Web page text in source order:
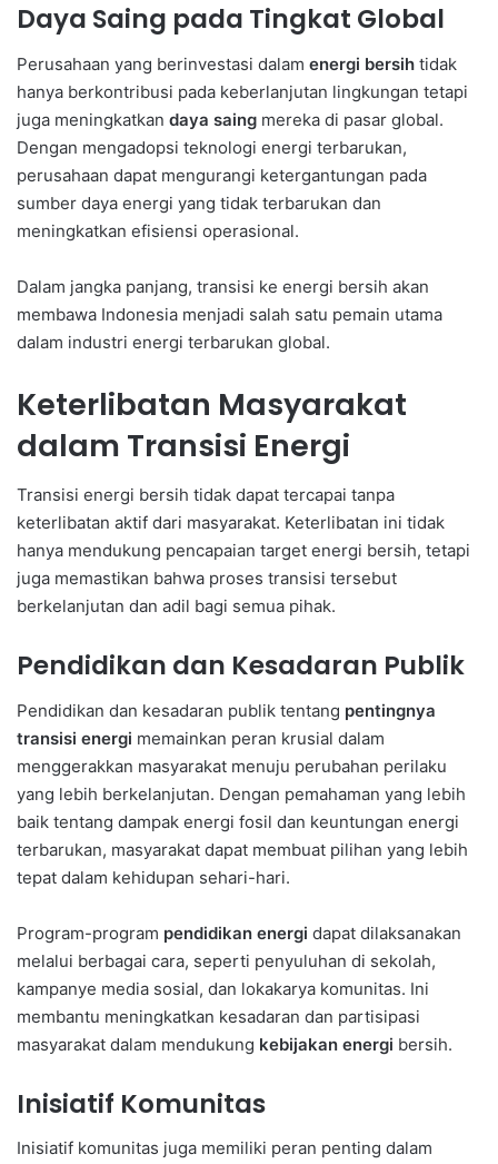
Daya Saing pada Tingkat Global
Perusahaan yang berinvestasi dalam energi bersih tidak
hanya berkontribusi pada keberlanjutan lingkungan tetapi
juga meningkatkan daya saing mereka di pasar global.
Dengan mengadopsi teknologi energi terbarukan,
perusahaan dapat mengurangi ketergantungan pada
sumber daya energi yang tidak terbarukan dan
meningkatkan efisiensi operasional.
Dalam jangka panjang, transisi ke energi bersih akan
membawa Indonesia menjadi salah satu pemain utama
dalam industri energi terbarukan global.
Keterlibatan Masyarakat
dalam Transisi Energi
Transisi energi bersih tidak dapat tercapai tanpa
keterlibatan aktif dari masyarakat. Keterlibatan ini tidak
hanya mendukung pencapaian target energi bersih, tetapi
juga memastikan bahwa proses transisi tersebut
berkelanjutan dan adil bagi semua pihak.
Pendidikan dan Kesadaran Publik
Pendidikan dan kesadaran publik tentang pentingnya
transisi energi memainkan peran krusial dalam
menggerakkan masyarakat menuju perubahan perilaku
yang lebih berkelanjutan. Dengan pemahaman yang lebih
baik tentang dampak energi fosil dan keuntungan energi
terbarukan, masyarakat dapat membuat pilihan yang lebih
tepat dalam kehidupan sehari-hari.
Program-program pendidikan energi dapat dilaksanakan
melalui berbagai cara, seperti penyuluhan di sekolah,
kampanye media sosial, dan lokakarya komunitas. Ini
membantu meningkatkan kesadaran dan partisipasi
masyarakat dalam mendukung kebijakan energi bersih.
Inisiatif Komunitas
Inisiatif komunitas juga memiliki peran penting dalam